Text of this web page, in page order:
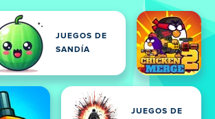
JUEGOS DE
SANDÍA
JUEGOS DE